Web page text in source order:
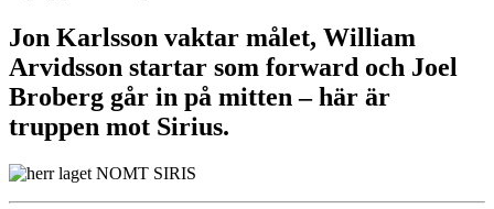
Jon Karlsson vaktar målet, William
Arvidsson startar som forward och Joel
Broberg går in på mitten – här är
truppen mot Sirius.